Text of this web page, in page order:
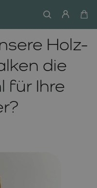
Holz-
die
für Ihre